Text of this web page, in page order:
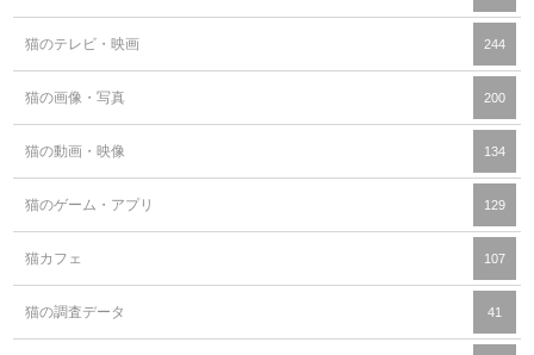
猫のテレビ・映画 244
猫の画像・写真 200
猫の動画・映像 134
猫のゲーム・アプリ 129
猫カフェ 107
猫の調査データ 41